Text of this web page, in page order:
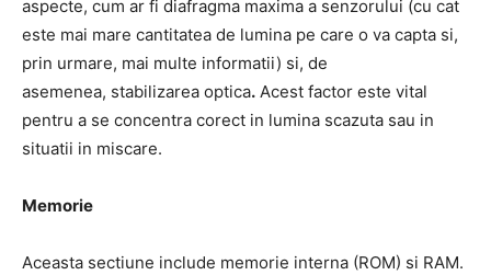
aspecte, cum ar fi diafragma maxima a senzorului (cu cat
este mai mare cantitatea de lumina pe care o va capta si,
prin urmare, mai multe informatii) si, de
asemenea, stabilizarea optica. Acest factor este vital
pentru a se concentra corect in lumina scazuta sau in
situatii in miscare.
Memorie
Aceasta sectiune include memorie interna (ROM) si RAM.